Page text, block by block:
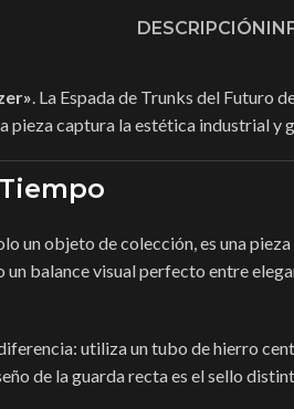
DESCRIPCIÓN
. La Espada de Trunks del Futuro
pieza captura la estética industrial
un objeto de colección, es una
balance visual perfecto entre
utiliza un tubo de hierro
de la guarda recta es el sello